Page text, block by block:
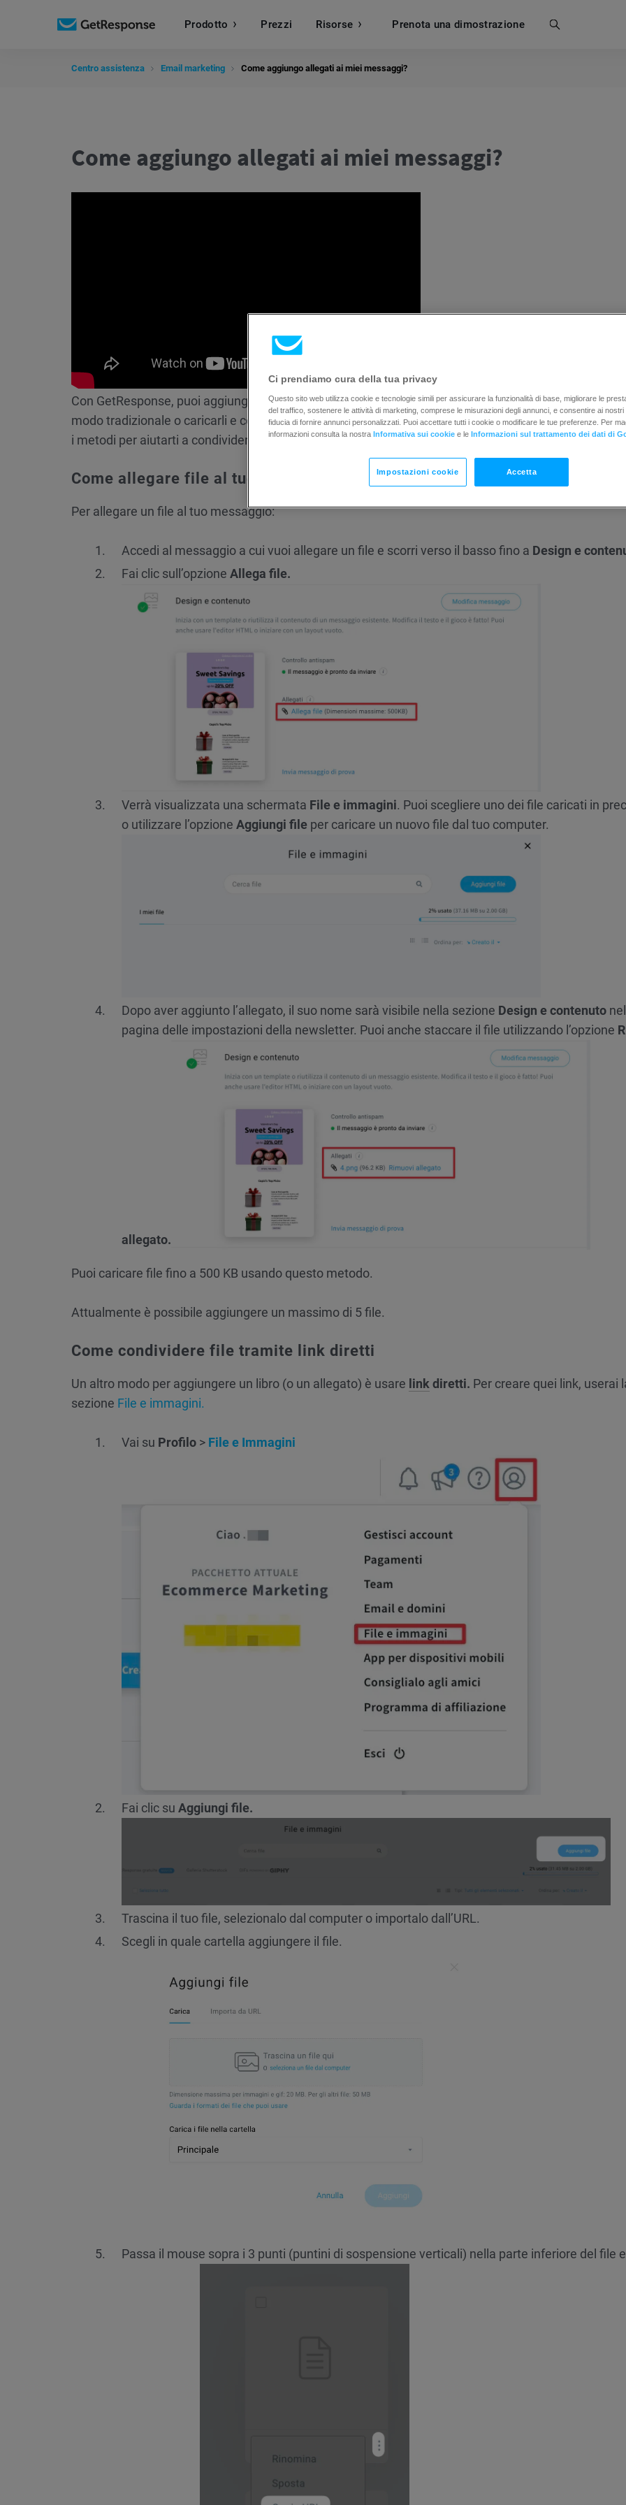
Prodotto Prezzi Risorse Prenota una dimostrazione
Cerca
Centro assistenza Email marketing Come aggiungo allegati ai miei messaggi?
Come aggiungo allegati ai miei messaggi?
Con GetResponse, puoi aggiungere facilmente file ai tuoi messaggi. Che tu preferisca allegare i file
modo tradizionale o caricarli e collegarli per una condivisione più semplice, questa guida spiegherà
i metodi per aiutarti a condividere i file in modo rapido ed efficiente.
Come allegare file al tuo messaggio
Per allegare un file al tuo messaggio:
Accedi al messaggio a cui vuoi allegare un file e scorri verso il basso fino a Design e
Fai clic sull’opzione Allega file.
Verrà visualizzata una schermata File e immagini. Puoi scegliere uno dei file caricati in
o utilizzare l’opzione Aggiungi file per caricare un nuovo file dal tuo computer.
Dopo aver aggiunto l’allegato, il suo nome sarà visibile nella sezione Design e contenuto
pagina delle impostazioni della newsletter. Puoi anche staccare il file utilizzando l’opzione
allegato.
Puoi caricare file fino a 500 KB usando questo metodo.
Attualmente è possibile aggiungere un massimo di 5 file.
Come condividere file tramite link diretti
Un altro modo per aggiungere un libro (o un allegato) è usare link diretti. Per creare quei link, userai
sezione File e immagini.
Vai su Profilo > File e Immagini
Fai clic su Aggiungi file.
Trascina il tuo file, selezionalo dal computer o importalo dall’URL.
Scegli in quale cartella aggiungere il file.
Passa il mouse sopra i 3 punti (puntini di sospensione verticali) nella parte inferiore del file
Ci prendiamo cura della tua privacy
Questo sito web utilizza cookie e tecnologie simili per assicurare la funzionalità di base, migliorare le
del traffico, sostenere le attività di marketing, comprese le misurazioni degli annunci, e consentire ai nostri
fiducia di fornire annunci personalizzati. Puoi accettare tutti i cookie o modificare le tue preferenze. Per
informazioni consulta la nostra Informativa sui cookie e le Informazioni sul trattamento dei dati di
Impostazioni cookie Accetta